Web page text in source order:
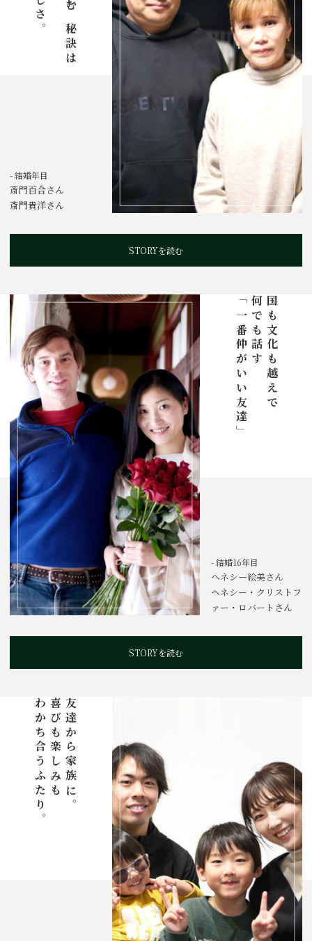
- 結婚年目
斎門百合さん
斎門貴洋さん
STORYを読む
国も文化も越えて、
何でも話す
「一番仲がいい友達」
- 結婚16年目
ヘネシー絵美さん
ヘネシー・クリストフ
ァー・ロバートさん
STORYを読む
友達から家族に。
喜びも楽しみも
わかち合うふたり。